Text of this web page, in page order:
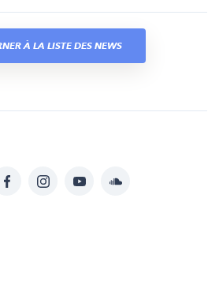
À LA LISTE DES NEWS
FacebookInstagramYouTubeSoundcloud